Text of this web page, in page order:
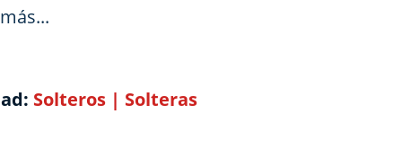
más...
Solteros| Solteras